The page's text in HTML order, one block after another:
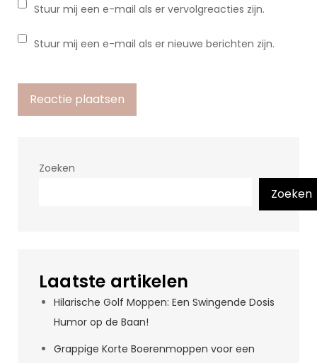
Stuur mij een e-mail als er vervolgreacties zijn.
Stuur mij een e-mail als er nieuwe berichten zijn.
Zoeken
Zoeken
Laatste artikelen
Hilarische Golf Moppen: Een Swingende Dosis
Humor op de Baan!
Grappige Korte Boerenmoppen voor een